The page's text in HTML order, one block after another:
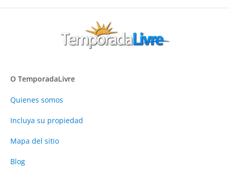
O TemporadaLivre
Quienes somos
Incluya su propiedad
Mapa del sitio
Blog